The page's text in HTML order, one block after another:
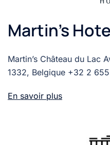
Martin’s
Martin’s Château du Lac
1332, Belgique +32 2 655
En savoir plus